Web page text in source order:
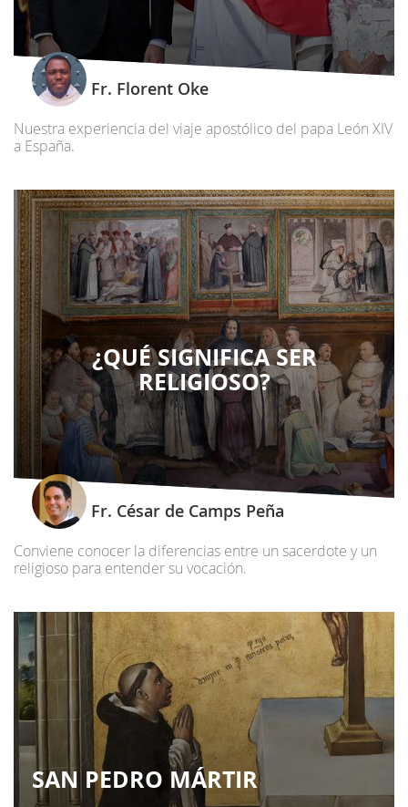
Fr. Florent Oke
Nuestra experiencia del viaje apostólico del papa León XIV
a España.
¿QUÉ SIGNIFICA SER
RELIGIOSO?
Fr. César de Camps Peña
Conviene conocer la diferencias entre un sacerdote y un
religioso para entender su vocación.
SAN PEDRO MÁRTIR